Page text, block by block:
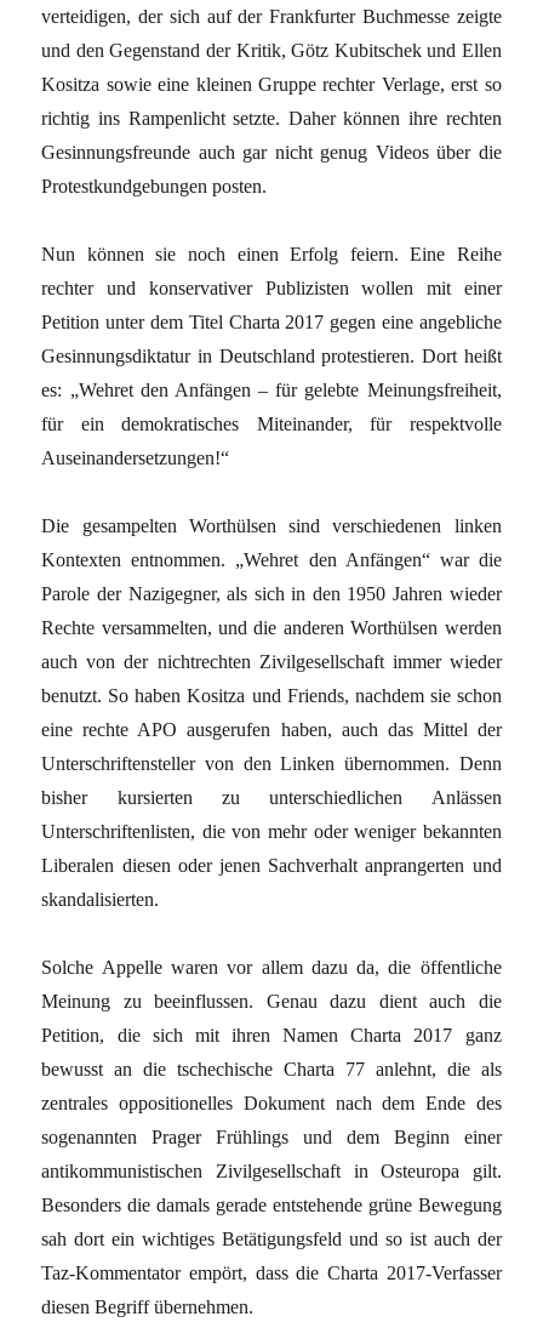
verteidigen, der sich auf der Frankfurter Buchmesse zeigte
und den Gegenstand der Kritik, Götz Kubitschek und Ellen
Kositza sowie eine kleinen Gruppe rechter Verlage, erst so
richtig ins Rampenlicht setzte. Daher können ihre rechten
Gesinnungsfreunde auch gar nicht genug Videos über die
Protestkundgebungen posten.
Nun können sie noch einen Erfolg feiern. Eine Reihe
rechter und konservativer Publizisten wollen mit einer
Petition unter dem Titel Charta 2017 gegen eine angebliche
Gesinnungsdiktatur in Deutschland protestieren. Dort heißt
es: „Wehret den Anfängen – für gelebte Meinungsfreiheit,
für ein demokratisches Miteinander, für respektvolle
Auseinandersetzungen!“
Die gesampelten Worthülsen sind verschiedenen linken
Kontexten entnommen. „Wehret den Anfängen“ war die
Parole der Nazigegner, als sich in den 1950 Jahren wieder
Rechte versammelten, und die anderen Worthülsen werden
auch von der nichtrechten Zivilgesellschaft immer wieder
benutzt. So haben Kositza und Friends, nachdem sie schon
eine rechte APO ausgerufen haben, auch das Mittel der
Unterschriftensteller von den Linken übernommen. Denn
bisher kursierten zu unterschiedlichen Anlässen
Unterschriftenlisten, die von mehr oder weniger bekannten
Liberalen diesen oder jenen Sachverhalt anprangerten und
skandalisierten.
Solche Appelle waren vor allem dazu da, die öffentliche
Meinung zu beeinflussen. Genau dazu dient auch die
Petition, die sich mit ihren Namen Charta 2017 ganz
bewusst an die tschechische Charta 77 anlehnt, die als
zentrales oppositionelles Dokument nach dem Ende des
sogenannten Prager Frühlings und dem Beginn einer
antikommunistischen Zivilgesellschaft in Osteuropa gilt.
Besonders die damals gerade entstehende grüne Bewegung
sah dort ein wichtiges Betätigungsfeld und so ist auch der
Taz-Kommentator empört, dass die Charta 2017-Verfasser
diesen Begriff übernehmen.